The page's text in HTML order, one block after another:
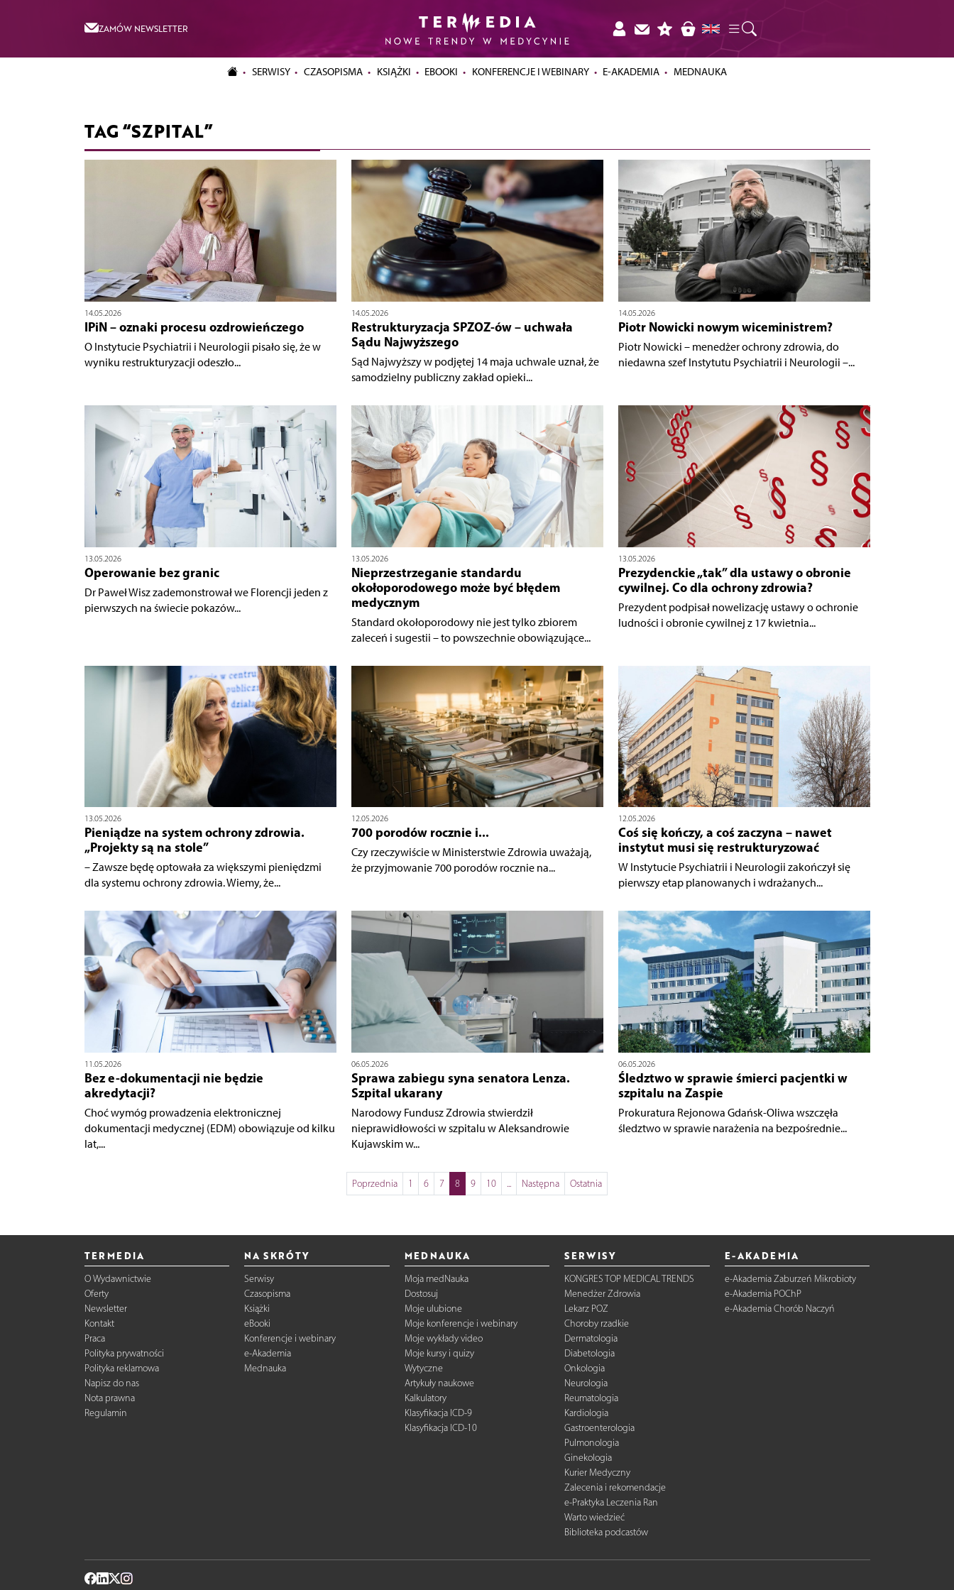
ZAMÓW NEWSLETTER
SERWISY CZASOPISMA KSIĄŻKI EBOOKI KONFERENCJE I WEBINARY E-AKADEMIA MEDNAUKA
TAG “SZPITAL”
14.05.2026
IPiN – oznaki procesu ozdrowieńczego
O Instytucie Psychiatrii i Neurologii pisało się, że w
wyniku restrukturyzacji odeszło...
14.05.2026
Restrukturyzacja SPZOZ-ów – uchwała
Sądu Najwyższego
Sąd Najwyższy w podjętej 14 maja uchwale uznał, że
samodzielny publiczny zakład opieki...
14.05.2026
Piotr Nowicki nowym wiceministrem?
Piotr Nowicki – menedżer ochrony zdrowia, do
niedawna szef Instytutu Psychiatrii i Neurologii –...
13.05.2026
Operowanie bez granic
Dr Paweł Wisz zademonstrował we Florencji jeden z
pierwszych na świecie pokazów...
13.05.2026
Nieprzestrzeganie standardu
okołoporodowego może być błędem
medycznym
Standard okołoporodowy nie jest tylko zbiorem
zaleceń i sugestii – to powszechnie obowiązujące...
13.05.2026
Prezydenckie „tak” dla ustawy o obronie
cywilnej. Co dla ochrony zdrowia?
Prezydent podpisał nowelizację ustawy o ochronie
ludności i obronie cywilnej z 17 kwietnia...
13.05.2026
Pieniądze na system ochrony zdrowia.
„Projekty są na stole”
– Zawsze będę optowała za większymi pieniędzmi
dla systemu ochrony zdrowia. Wiemy, że...
12.05.2026
700 porodów rocznie i...
Czy rzeczywiście w Ministerstwie Zdrowia uważają,
że przyjmowanie 700 porodów rocznie na...
12.05.2026
Coś się kończy, a coś zaczyna – nawet
instytut musi się restrukturyzować
W Instytucie Psychiatrii i Neurologii zakończył się
pierwszy etap planowanych i wdrażanych...
11.05.2026
Bez e-dokumentacji nie będzie
akredytacji?
Choć wymóg prowadzenia elektronicznej
dokumentacji medycznej (EDM) obowiązuje od kilku
lat,...
06.05.2026
Sprawa zabiegu syna senatora Lenza.
Szpital ukarany
Narodowy Fundusz Zdrowia stwierdził
nieprawidłowości w szpitalu w Aleksandrowie
Kujawskim w...
06.05.2026
Śledztwo w sprawie śmierci pacjentki w
szpitalu na Zaspie
Prokuratura Rejonowa Gdańsk-Oliwa wszczęła
śledztwo w sprawie narażenia na bezpośrednie...
Poprzednia 1 6 7 8 9 10 ... Następna Ostatnia
TERMEDIA
O Wydawnictwie
Oferty
Newsletter
Kontakt
Praca
Polityka prywatności
Polityka reklamowa
Napisz do nas
Nota prawna
Regulamin
NA SKRÓTY
Serwisy
Czasopisma
Książki
eBooki
Konferencje i webinary
e-Akademia
Mednauka
MEDNAUKA
Moja medNauka
Dostosuj
Moje ulubione
Moje konferencje i webinary
Moje wykłady video
Moje kursy i quizy
Wytyczne
Artykuły naukowe
Kalkulatory
Klasyfikacja ICD-9
Klasyfikacja ICD-10
SERWISY
KONGRES TOP MEDICAL TRENDS
Menedżer Zdrowia
Lekarz POZ
Choroby rzadkie
Dermatologia
Diabetologia
Onkologia
Neurologia
Reumatologia
Kardiologia
Gastroenterologia
Pulmonologia
Ginekologia
Kurier Medyczny
Zalecenia i rekomendacje
e-Praktyka Leczenia Ran
Warto wiedzieć
Biblioteka podcastów
E-AKADEMIA
e-Akademia Zaburzeń Mikrobioty
e-Akademia POChP
e-Akademia Chorób Naczyń